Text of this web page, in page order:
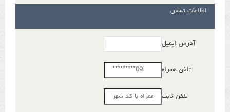
اطلاعات تماس
آدرس ایمیل
تلفن همراه
تلفن ثابت